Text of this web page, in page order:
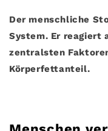
Der menschliche
System. Er reagiert
zentralsten
Körperfettanteil.